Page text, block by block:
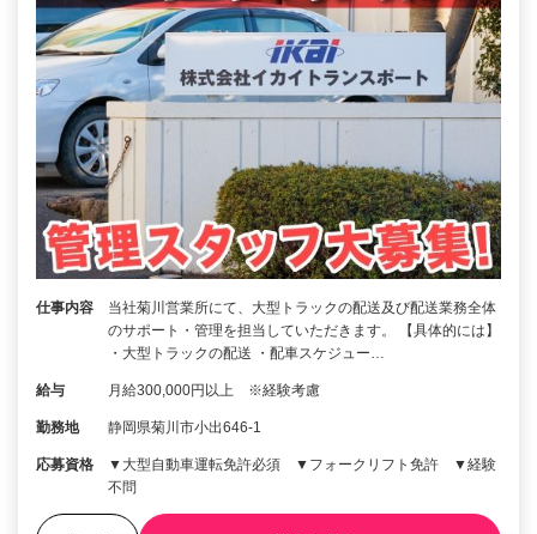
仕事内容
当社菊川営業所にて、大型トラックの配送及び配送業務全体
のサポート・管理を担当していただきます。 【具体的には】
・大型トラックの配送 ・配車スケジュー…
給与 月給300,000円以上 ※経験考慮
勤務地 静岡県菊川市小出646-1
応募資格
▼大型自動車運転免許必須 ▼フォークリフト免許 ▼経験
不問